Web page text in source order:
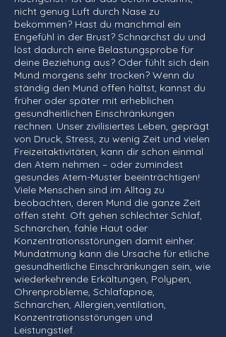
nicht genug Luft durch Nase zu
bekommen? Hast du manchmal ein
Engefühl in der Brust? Schnarchst du und
löst dadurch eine Belastungsprobe für
deine Beziehung aus? Oder fühlt sich dein
Mund morgens sehr trocken? Wenn du
ständig den Mund offen hältst, kannst du
früher oder später mit erheblichen
gesundheitlichen Einschränkungen
rechnen. Unser zivilisiertes Leben, geprägt
von Druck, Stress, zu wenig Zeit und vielen
Freizeitaktivitäten, kann dir schon einmal
den Atem nehmen – oder zumindest
gesundes Atem-Muster beeinträchtigen!
Viele Menschen sind im Alltag zu
beobachten, deren Mund die ganze Zeit
offen steht. Oft gehen schlechter Schlaf,
Schnarchen, fahle Haut oder
Konzentrationsstörungen damit einher.
Mundatmung kann die Ursache für etliche
gesundheitliche Einschränkungen sein, wie
wiederkehrende Erkältungen, Polypen,
Ohrenprobleme, Schlafapnoe,
Schnarchen, Allergien,ventilation,
Konzentrationsstörungen und
Leistungstief.